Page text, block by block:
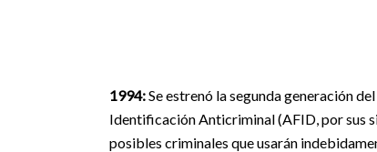
1994:Se estrenó la segunda generación
Identificación Anticriminal (AFID, por sus
posibles criminales que usarán